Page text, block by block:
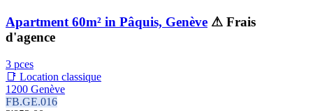
Apartment 60m² in Pâquis, Genève ⚠ Frais
d'agence
3 pces
📑 Location classique
1200 Genève
FB.GE.016